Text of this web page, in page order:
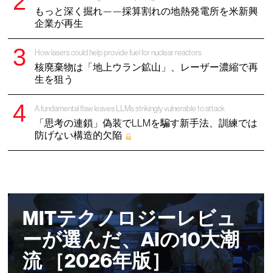
もっと深く掘れ——採算割れの地熱発電所を米新興
企業が再生
How lasers could help provide fuel for nuclear reactors
核廃棄物は「地上ウラン鉱山」、レーザー濃縮で再
生を狙う
A fundamental flaw leaves LLMs strikingly vulnerable to attack
「思考の連鎖」偽装でLLMを騙す新手法、訓練では
防げない構造的欠陥
MITテクノロジーレビュ
ーが選んだ、AIの10大潮
流 ［2026年版］